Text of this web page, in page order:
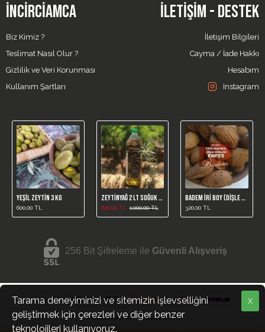
İNCIRCIAMCA
Biz Kimiz ?
Teslimat Nasıl Olur ?
Gizlilik ve Veri Korunması
Kullanım Şartları
İLETIŞIM - DESTEK
İletişim Bilgileri
Cayma / İade Hakkı
Hesabım
Instagram
Yeşil Zeytin 3 Kg
600,00 TL
Zeytinyağ 2 LT Soğuk Sıkım
820,00 TL 1.000,00 TL
Badem İri Boy (Dişle Kırılan)
320,00 TL
256 Bit Şifreleme ile Güvenli Alışveriş
incirciamca.com © 2025, Tüm Hakları Saklıdır.
X
Tarama deneyiminizi ve sitemizin işlevselliğini
geliştirmek için çerezleri ve diğer benzer
teknolojileri kullanıyoruz.